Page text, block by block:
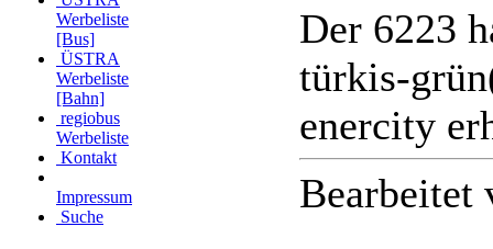
Werbeliste
[Bus]
ÜSTRA
Werbeliste
[Bahn]
regiobus
Werbeliste
Kontakt
Impressum
Suche
Der 6223
türkis-
enercity
Bearbeitet